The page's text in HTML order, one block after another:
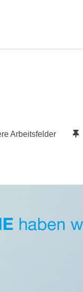
Arbeitsfelder